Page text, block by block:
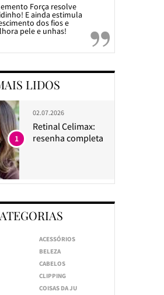
Força resolve
E ainda estimula
dos fios e
pele e unhas!
LIDOS
02.07.2026
Retinal Celimax:
resenha completa
1
ACESSÓRIOS
BELEZA
CABELOS
CLIPPING
COISAS DA JU